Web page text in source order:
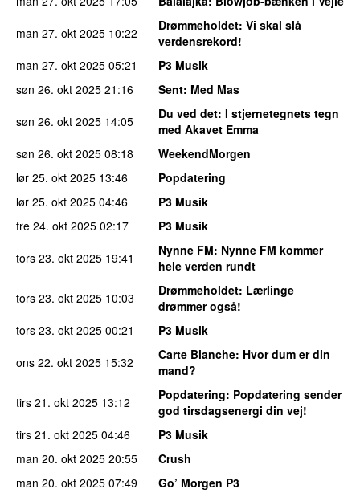
man 27. okt 2025 10:22 Drømmeholdet: Vi skal slå
verdensrekord!
man 27. okt 2025 05:21
P3 Musik
søn 26. okt 2025 21:16 Sent: Med Mas
søn 26. okt 2025 14:05 Du ved det: I stjernetegnets tegn
med Akavet Emma
søn 26. okt 2025 08:18
WeekendMorgen
lør 25. okt 2025 13:46
Popdatering
lør 25. okt 2025 04:46
P3 Musik
fre 24. okt 2025 02:17
P3 Musik
tors 23. okt 2025 19:41 Nynne FM: Nynne FM kommer
hele verden rundt
tors 23. okt 2025 10:03 Drømmeholdet: Lærlinge
drømmer også!
tors 23. okt 2025 00:21
P3 Musik
ons 22. okt 2025 15:32 Carte Blanche: Hvor dum er din
mand?
tirs 21. okt 2025 13:12 Popdatering: Popdatering sender
god tirsdagsenergi din vej!
tirs 21. okt 2025 04:46
P3 Musik
man 20. okt 2025 20:55
Crush
man 20. okt 2025 07:49
Go’ Morgen P3